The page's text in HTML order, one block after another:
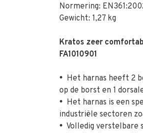
Normering:
Gewicht: 1,27 kg
Kratos zeer
FA1010901
• Het harnas heeft 2
op de borst en 1
• Het harnas is een
industriële sectoren
• Volledig verstelbare